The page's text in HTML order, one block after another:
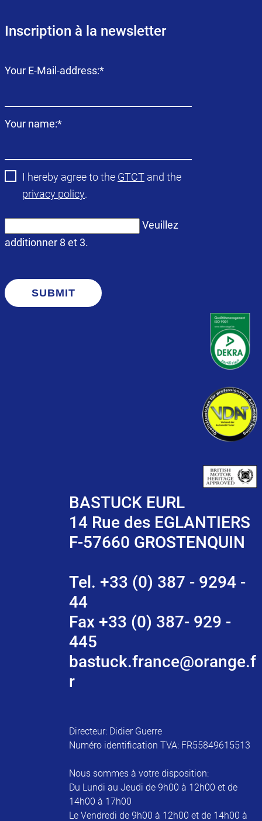
Inscription à la newsletter
Champ
Your E-Mail-address:*
Champ
Your name:*
I hereby agree to the GTCT and the
privacy policy.
Veuillez
additionner 8 et 3.
SUBMIT
BASTUCK EURL
14 Rue des EGLANTIERS
F-57660 GROSTENQUIN
Tel. +33 (0) 387 - 9294 -
44
Fax +33 (0) 387- 929 -
445
bastuck.france@orange.f
r
Directeur: Didier Guerre
Numéro identification TVA: FR55849615513
Nous sommes à votre disposition:
Du Lundi au Jeudi de 9h00 à 12h00 et de
14h00 à 17h00
Le Vendredi de 9h00 à 12h00 et de 14h00 à